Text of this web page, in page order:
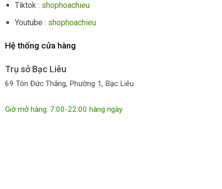
Tiktok : shophoachieu
Youtube : shophoachieu
Hệ thống cửa hàng
Trụ sở Bạc Liêu
69 Tôn Đức Thắng, Phường 1, Bạc Liêu
Giờ mở hàng: 7:00-22:00 hàng ngày